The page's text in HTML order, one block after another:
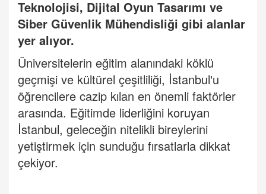
Teknolojisi, Dijital Oyun Tasarımı ve
Siber Güvenlik Mühendisliği gibi alanlar
yer alıyor.
Üniversitelerin eğitim alanındaki köklü
geçmişi ve kültürel çeşitliliği, İstanbul'u
öğrencilere cazip kılan en önemli faktörler
arasında. Eğitimde liderliğini koruyan
İstanbul, geleceğin nitelikli bireylerini
yetiştirmek için sunduğu fırsatlarla dikkat
çekiyor.